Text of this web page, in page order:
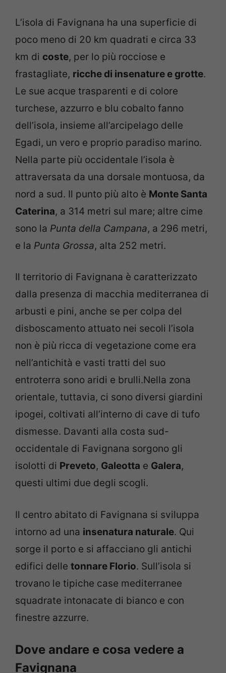
L’isola di Favignana ha una superficie di
poco meno di 20 km quadrati e circa 33
km di coste, per lo più rocciose e
frastagliate, ricche di insenature e grotte.
Le sue acque trasparenti e di colore
turchese, azzurro e blu cobalto fanno
dell’isola, insieme all’arcipelago delle
Egadi, un vero e proprio paradiso marino.
Nella parte più occidentale l’isola è
attraversata da una dorsale montuosa, da
nord a sud. Il punto più alto è Monte Santa
Caterina, a 314 metri sul mare; altre cime
sono la Punta della Campana, a 296 metri,
e la Punta Grossa, alta 252 metri.
Il territorio di Favignana è caratterizzato
dalla presenza di macchia mediterranea di
arbusti e pini, anche se per colpa del
disboscamento attuato nei secoli l’isola
non è più ricca di vegetazione come era
nell’antichità e vasti tratti del suo
entroterra sono aridi e brulli.Nella zona
orientale, tuttavia, ci sono diversi giardini
ipogei, coltivati all’interno di cave di tufo
dismesse. Davanti alla costa sud-
occidentale di Favignana sorgono gli
isolotti di Preveto, Galeotta e Galera,
questi ultimi due degli scogli.
Il centro abitato di Favignana si sviluppa
intorno ad una insenatura naturale. Qui
sorge il porto e si affacciano gli antichi
edifici delle tonnare Florio. Sull’isola si
trovano le tipiche case mediterranee
squadrate intonacate di bianco e con
finestre azzurre.
Dove andare e cosa vedere a
Favignana